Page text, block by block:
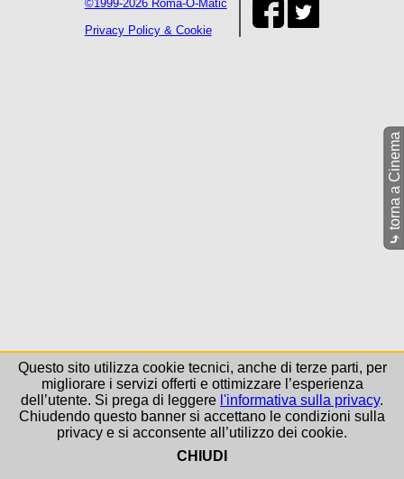
⤷
torna a Cinema
©1999-2026 Roma-O-Matic
Privacy Policy & Cookie
Questo sito utilizza cookie tecnici, anche di terze parti, per
migliorare i servizi offerti e ottimizzare l’esperienza
dell’utente. Si prega di leggere l'informativa sulla privacy.
Chiudendo questo banner si accettano le condizioni sulla
privacy e si acconsente all’utilizzo dei cookie.
CHIUDI